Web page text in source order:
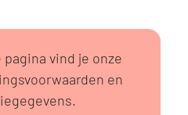
pagina vind je onze
en